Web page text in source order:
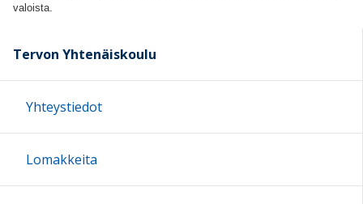
valoista.
Tervon Yhtenäiskoulu
Yhteystiedot
Lomakkeita